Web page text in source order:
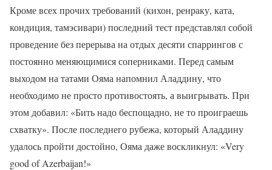
Кроме всех прочих требований (кихон, ренраку, ката,
кондиция, тамэсивари) последний тест представлял собой
проведение без перерыва на отдых десяти спаррингов с
постоянно меняющимися соперниками. Перед самым
выходом на татами Ояма напомнил Аладдину, что
необходимо не просто противостоять, а выигрывать. При
этом добавил: «Бить надо беспощадно, не то проиграешь
схватку». После последнего рубежа, который Аладдину
удалось пройти достойно, Ояма даже воскликнул: «Very
good of Azerbaijan!»